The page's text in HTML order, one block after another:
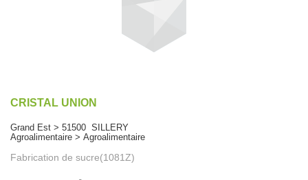
CRISTAL UNION
Grand Est > 51500 SILLERY
Agroalimentaire > Agroalimentaire
Fabrication de sucre(1081Z)